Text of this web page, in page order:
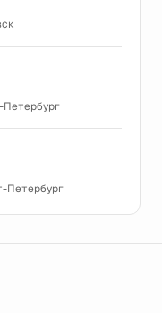
Петербург
Петербург